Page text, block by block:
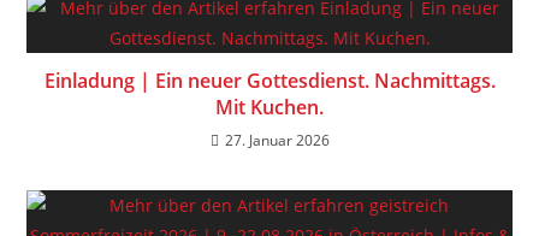
Einladung | Ein neuer Gottesdienst. Nachmittags.
Mit Kuchen.
27. Januar 2026